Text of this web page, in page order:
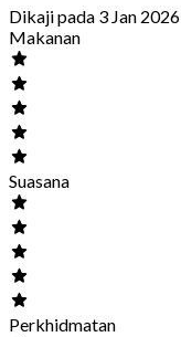
Dikaji pada 3 Jan 2026
Makanan
Suasana
Perkhidmatan